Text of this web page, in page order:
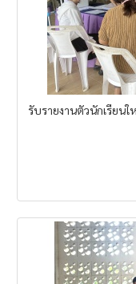
รับรายงานตัวนักเรีย